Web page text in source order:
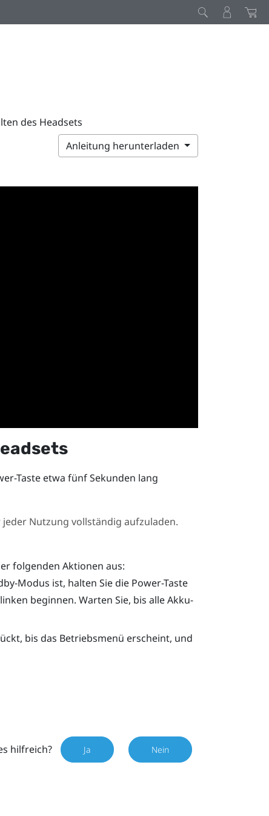
des Headsets
Anleitung herunterladen
-Taste etwa fünf Sekunden lang
Nutzung vollständig aufzuladen.
folgenden Aktionen aus:
Modus ist, halten Sie die Power-Taste
beginnen. Warten Sie, bis alle Akku-
bis das Betriebsmenü erscheint, und
hilfreich? Ja Nein